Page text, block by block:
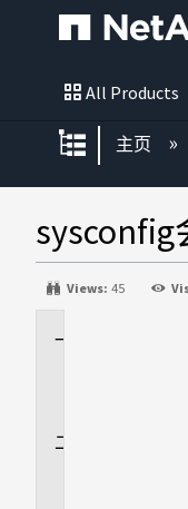
All Products
扩展/
主页
Views: 45